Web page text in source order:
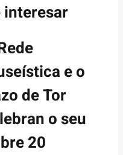
interesar
e o
de Tor
o seu
20